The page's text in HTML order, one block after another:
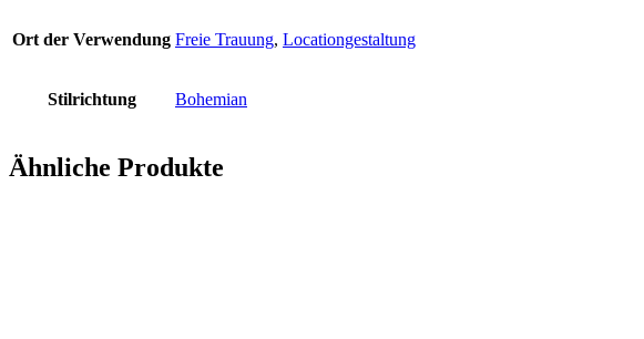
Ort der Verwendung Freie Trauung, Locationgestaltung
Stilrichtung Bohemian
Ähnliche Produkte